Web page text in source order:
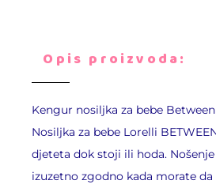
Opis proizvoda:
Kengur nosiljka za bebe
Nosiljka za bebe Lorelli
djeteta dok stoji ili hoda.
izuzetno zgodno kada morate